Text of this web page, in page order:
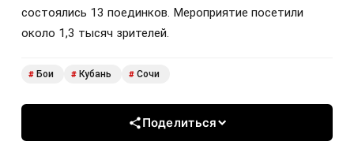
состоялись 13 поединков. Мероприятие посетили
около 1,3 тысяч зрителей.
# Бои # Кубань # Сочи
Поделиться